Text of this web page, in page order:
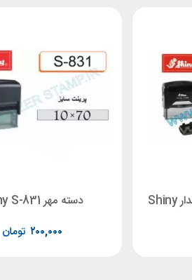
دسته مهر shiny S-831
تومان ۲۰۰,۰۰۰